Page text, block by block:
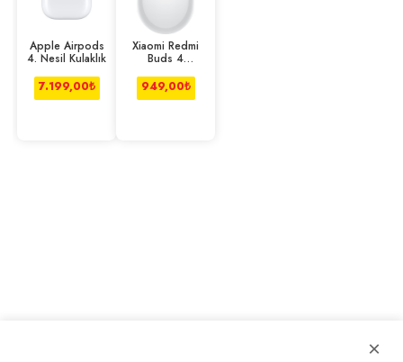
Apple Airpods
4. Nesil Kulaklık
7.199,00₺
Xiaomi Redmi
Buds 4
Kulaklık Beyaz
949,00₺
×